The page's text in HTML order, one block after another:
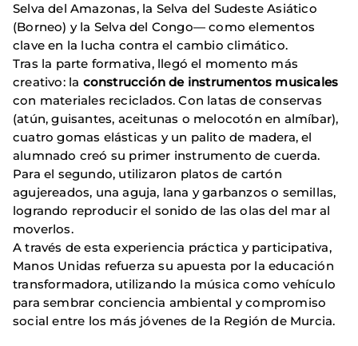
Selva del Amazonas, la Selva del Sudeste Asiático
(Borneo) y la Selva del Congo— como elementos
clave en la lucha contra el cambio climático.
Tras la parte formativa, llegó el momento más
creativo: la construcción de instrumentos musicales
con materiales reciclados. Con latas de conservas
(atún, guisantes, aceitunas o melocotón en almíbar),
cuatro gomas elásticas y un palito de madera, el
alumnado creó su primer instrumento de cuerda.
Para el segundo, utilizaron platos de cartón
agujereados, una aguja, lana y garbanzos o semillas,
logrando reproducir el sonido de las olas del mar al
moverlos.
A través de esta experiencia práctica y participativa,
Manos Unidas refuerza su apuesta por la educación
transformadora, utilizando la música como vehículo
para sembrar conciencia ambiental y compromiso
social entre los más jóvenes de la Región de Murcia.